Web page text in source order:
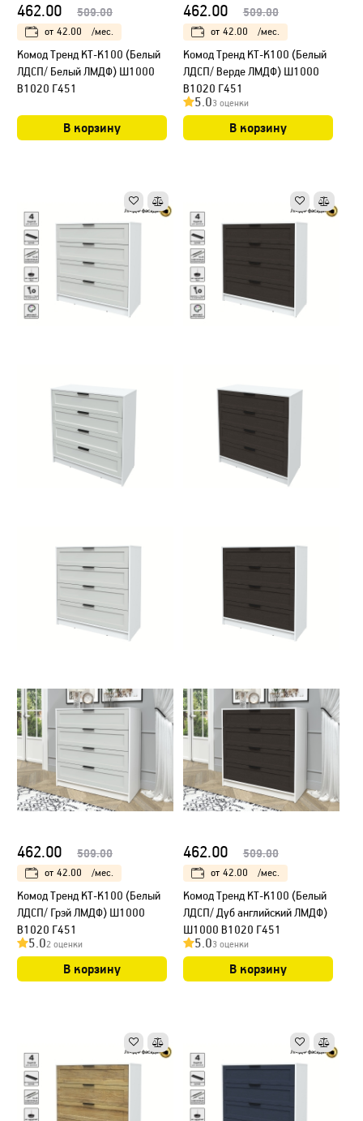
462.00 509.00
от 42.00 /мес.
Kомод Тренд КТ-К100 (Белый
ЛДСП/ Белый ЛМДФ) Ш1000
В1020 Г451
В корзину
462.00 509.00
от 42.00 /мес.
Kомод Тренд КТ-К100 (Белый
ЛДСП/ Верде ЛМДФ) Ш1000
В1020 Г451
5.03 оценки
В корзину
462.00 509.00
от 42.00 /мес.
Kомод Тренд КТ-К100 (Белый
ЛДСП/ Грэй ЛМДФ) Ш1000
В1020 Г451
5.02 оценки
В корзину
462.00 509.00
от 42.00 /мес.
Kомод Тренд КТ-К100 (Белый
ЛДСП/ Дуб английский ЛМДФ)
Ш1000 В1020 Г451
5.03 оценки
В корзину